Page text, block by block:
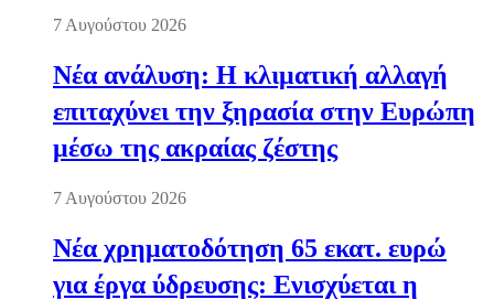
7 Αυγούστου 2026
Νέα ανάλυση: Η κλιματική αλλαγή
επιταχύνει την ξηρασία στην Ευρώπη
μέσω της ακραίας ζέστης
7 Αυγούστου 2026
Νέα χρηματοδότηση 65 εκατ. ευρώ
για έργα ύδρευσης: Ενισχύεται η